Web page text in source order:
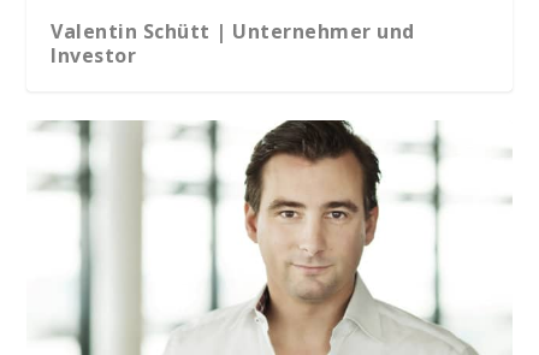
Valentin Schütt | Unternehmer und
Investor